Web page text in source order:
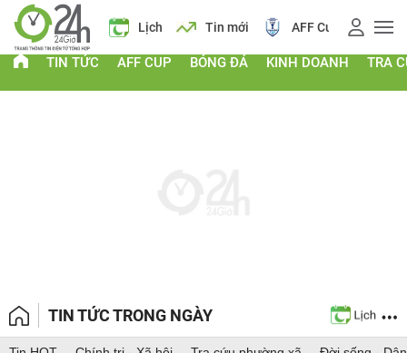
Lịch Tin mới AFF Cup Điểm chuẩn 2026
TIN TỨC AFF CUP BÓNG ĐÁ KINH DOANH TRA
TIN TỨC TRONG NGÀY